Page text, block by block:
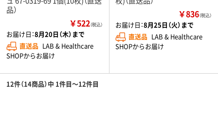
品）
￥522（税込）
お届け日：8月20日（木）まで
直送品 LAB & Healthcare
SHOPからお届け
￥836（税込）
お届け日：8月25日（火）まで
直送品 LAB & Healthcare
SHOPからお届け
12件（14商品）中 1件目～12件目